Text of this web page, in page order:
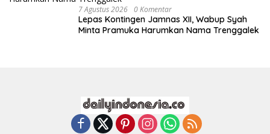
7 Agustus 2026 0 Komentar
Lepas Kontingen Jamnas XII, Wabup Syah
Minta Pramuka Harumkan Nama Trenggalek